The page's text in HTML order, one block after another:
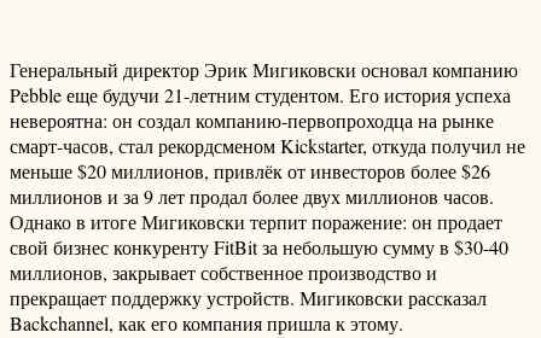
Генеральный директор Эрик Мигиковски основал компанию
Pebble еще будучи 21-летним студентом. Его история успеха
невероятна: он создал компанию-первопроходца на рынке
смарт-часов, стал рекордсменом Kickstarter, откуда получил не
меньше $20 миллионов, привлёк от инвесторов более $26
миллионов и за 9 лет продал более двух миллионов часов.
Однако в итоге Мигиковски терпит поражение: он продает
свой бизнес конкуренту FitBit за небольшую сумму в $30-40
миллионов, закрывает собственное производство и
прекращает поддержку устройств. Мигиковски рассказал
Backchannel, как его компания пришла к этому.